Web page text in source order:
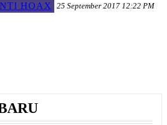
HOAX
25 September 2017 12:22 PM